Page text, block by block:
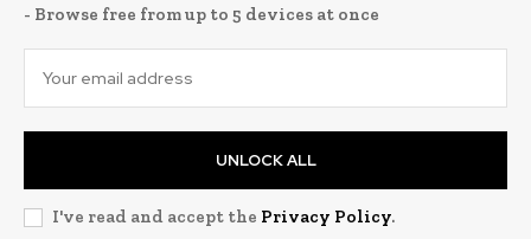
- Browse free from up to 5 devices at once
UNLOCK ALL
I've read and accept the Privacy Policy.